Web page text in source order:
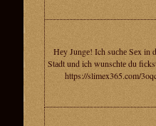
Hеy Jungе! Ich suсhе Sеx in
Stаdt und ich wunsсhtе du
https://slimex365.com/